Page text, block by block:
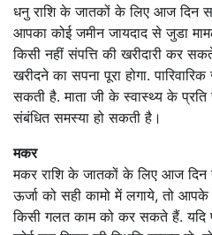
धनु राशि के जातकों के लिए आज दिन
आपका कोई जमीन जायदाद से जुडा
किसी नहीं संपत्ति की खरीदारी कर
खरीदने का सपना पूरा होगा.
सकती है. माता जी के स्वास्थ्य के
संबंधित समस्या हो सकती है।
मकर
मकर राशि के जातकों के लिए आज दिन
ऊर्जा को सही कामो में लगाये, तो
किसी गलत काम को कर सकते हैं. यदि